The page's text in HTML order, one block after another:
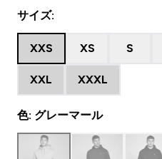
サイズ:
XXS XS S
XXL XXXL
色: グレーマール